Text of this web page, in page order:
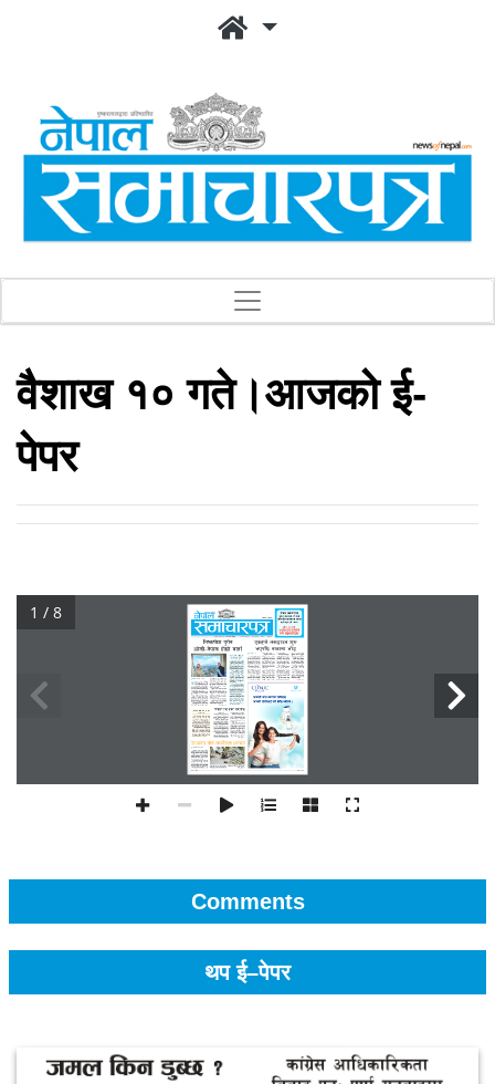
वैशाख १० गते।आजको ई-
पेपर
1 / 8
Comments
थप ई–पेपर